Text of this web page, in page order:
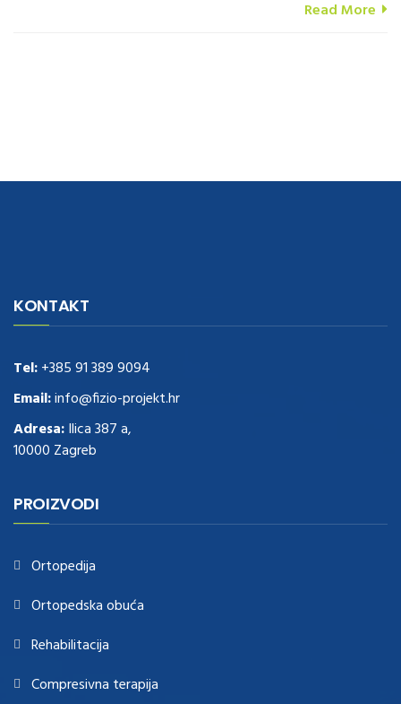
Read More
Deliveryreplica rolex watches
these guys outrelogio replica.see postrepliki zegark贸w.Highest
https://www.natl-scientific.com/
watches for sale .More info about
replications for sale
.you could try these out
www.consultingwatches.com
https://www.financialwatches.com
fake tag heuer.look at this now
https://www.healthtagheuer.com/
KONTAKT
Tel:+385 91 389 9094
Email:info@fizio-projekt.hr
Adresa:Ilica 387 a,
10000 Zagreb
PROIZVODI
Ortopedija
Ortopedska obuća
Rehabilitacija
Compresivna terapija